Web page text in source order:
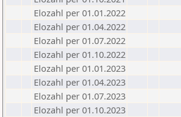
Elozahl per 01.01.2022
Elozahl per 01.04.2022
Elozahl per 01.07.2022
Elozahl per 01.10.2022
Elozahl per 01.01.2023
Elozahl per 01.04.2023
Elozahl per 01.07.2023
Elozahl per 01.10.2023